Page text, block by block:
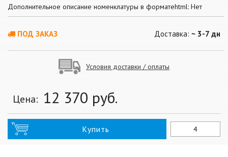
Дополнительное описание номенклатуры в форматеhtml: Нет
ПОД ЗАКАЗ Доставка: ~ 3-7 дн
Условия доставки / оплаты
Цена: 12 370 руб.
Купить